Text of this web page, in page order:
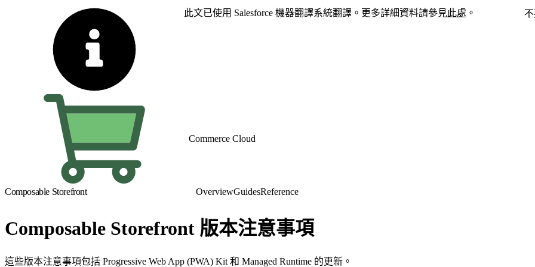
此文已使用 Salesforce 機器翻譯系統翻譯。更多詳細資料請參見此處 。
Commerce Cloud
Composable Storefront OverviewGuidesReference
Composable Storefront 版本注意事項
這些版本注意事項包括 Progressive Web App (PWA) Kit 和 Managed Runtime 的更新。